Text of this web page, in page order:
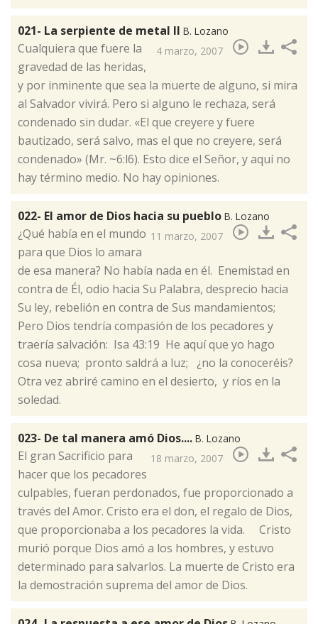
021- La serpiente de metal II B. Lozano
4 marzo, 2007
​Cualquiera que fuere la
gravedad de las heridas,
y por inminente que sea la muerte de alguno, si mira
al Salvador vivirá. Pero si alguno le rechaza, será
condenado sin dudar. «El que creyere y fuere
bautizado, será salvo, mas el que no creyere, será
condenado» (Mr. ~6:l6). Esto dice el Señor, y aquí no
hay término medio. No hay opiniones.
022- El amor de Dios hacia su pueblo B. Lozano
11 marzo, 2007
​¿Qué había en el mundo
para que Dios lo amara
de esa manera? No había nada en él. Enemistad en
contra de Él, odio hacia Su Palabra, desprecio hacia
Su ley, rebelión en contra de Sus mandamientos;
Pero Dios tendría compasión de los pecadores y
traería salvación: Isa 43:19 He aquí que yo hago
cosa nueva; pronto saldrá a luz; ¿no la conoceréis?
Otra vez abriré camino en el desierto, y ríos en la
soledad.
023- De tal manera amó Dios.... B. Lozano
18 marzo, 2007
​El gran Sacrificio para
hacer que los pecadores
culpables, fueran perdonados, fue proporcionado a
través del Amor. Cristo era el don, el regalo de Dios,
que proporcionaba a los pecadores la vida. Cristo
murió porque Dios amó a los hombres, y estuvo
determinado para salvarlos. La muerte de Cristo era
la demostración suprema del amor de Dios.